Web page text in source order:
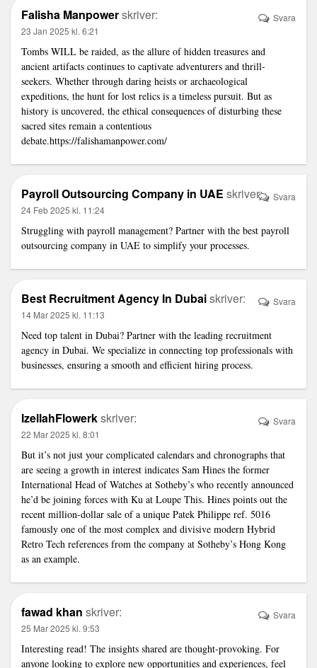
Falisha Manpowerskriver:
23 Jan 2025 kl. 6:21
Tombs WILL be raided, as the allure of hidden treasures and
ancient artifacts continues to captivate adventurers and thrill-
seekers. Whether through daring heists or archaeological
expeditions, the hunt for lost relics is a timeless pursuit. But as
history is uncovered, the ethical consequences of disturbing these
sacred sites remain a contentious
debate.https://falishamanpower.com/
Svara
Payroll Outsourcing Company in UAE skriver:
24 Feb 2025 kl. 11:24
Struggling with payroll management? Partner with the best payroll
outsourcing company in UAE to simplify your processes.
Svara
Best Recruitment Agency In Dubaiskriver:
14 Mar 2025 kl. 11:13
Need top talent in Dubai? Partner with the leading recruitment
agency in Dubai. We specialize in connecting top professionals with
businesses, ensuring a smooth and efficient hiring process.
Svara
IzellahFlowerkskriver:
22 Mar 2025 kl. 8:01
But it’s not just your complicated calendars and chronographs that
are seeing a growth in interest indicates Sam Hines the former
International Head of Watches at Sotheby’s who recently announced
he’d be joining forces with Ku at Loupe This. Hines points out the
recent million-dollar sale of a unique Patek Philippe ref. 5016
famously one of the most complex and divisive modern Hybrid
Retro Tech references from the company at Sotheby’s Hong Kong
as an example.
Svara
fawad khan skriver:
25 Mar 2025 kl. 9:53
Interesting read! The insights shared are thought-provoking. For
anyone looking to explore new opportunities and experiences, feel
Svara